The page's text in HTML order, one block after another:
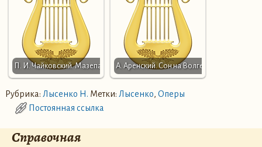
П. И. Чайковский. Мазепа А. Аренский. Сон на Волге
Рубрика: Лысенко Н. Метки: Лысенко, Оперы
Постоянная ссылка
Справочная